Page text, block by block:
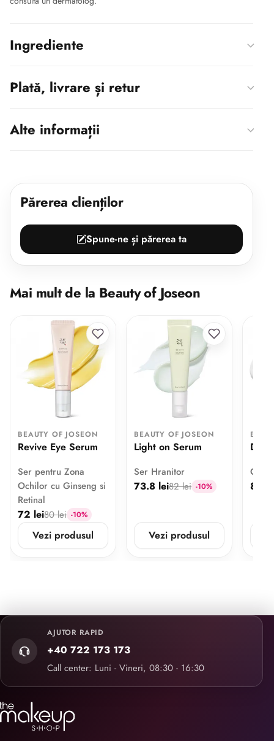
Ingrediente
Plată, livrare și retur
Alte informații
Părerea clienților
Spune-ne și părerea ta
Mai mult de la Beauty of Joseon
BEAUTY OF JOSEON
Revive Eye Serum
Ser pentru Zona
Ochilor cu Ginseng si
Retinal
72 lei80 lei -10%
Vezi produsul
BEAUTY OF JOSEON
Light on Serum
Ser Hranitor
73.8 lei82 lei -10%
Vezi produsul
AJUTOR RAPID
+40 722 173 173
Call center: Luni - Vineri, 08:30 - 16:30